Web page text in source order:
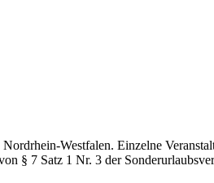
Westfalen. Einzelne
§ 7 Satz 1 Nr. 3 der